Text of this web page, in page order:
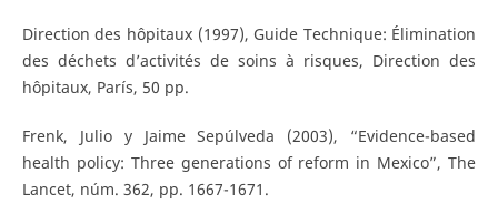
Direction des hôpitaux (1997), Guide Technique: Élimination
des déchets d’activités de soins à risques, Direction des
hôpitaux, París, 50 pp.
Frenk, Julio y Jaime Sepúlveda (2003), “Evidence-based
health policy: Three generations of reform in Mexico”, The
Lancet, núm. 362, pp. 1667-1671.